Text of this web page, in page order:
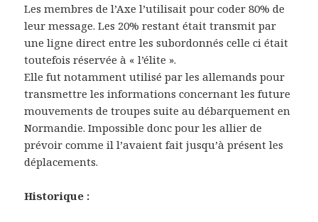
Les membres de l’Axe l’utilisait pour coder 80% de
leur message. Les 20% restant était transmit par
une ligne direct entre les subordonnés celle ci était
toutefois réservée à « l’élite ».
Elle fut notamment utilisé par les allemands pour
transmettre les informations concernant les future
mouvements de troupes suite au débarquement en
Normandie. Impossible donc pour les allier de
prévoir comme il l’avaient fait jusqu’à présent les
déplacements.
Historique :